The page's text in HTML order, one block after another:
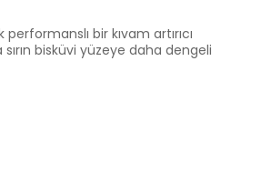
bir kıvam artırıcı
bisküvi yüzeye daha dengeli